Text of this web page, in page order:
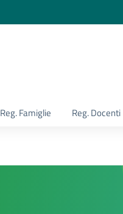
Reg. Famiglie Reg. Docenti